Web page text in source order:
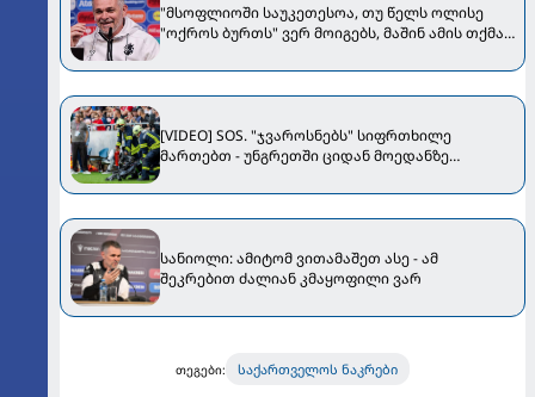
"მსოფლიოში საუკეთესოა, თუ წელს ოლისე
"ოქროს ბურთს" ვერ მოიგებს, მაშინ ამის თქმა
[VIDEO] SOS. "ჯვაროსნებს" სიფრთხილე
მართებთ - უნგრეთში ციდან მოედანზე
სანიოლი: ამიტომ ვითამაშეთ ასე - ამ
შეკრებით ძალიან კმაყოფილი ვარ
თეგები: საქართველოს ნაკრები